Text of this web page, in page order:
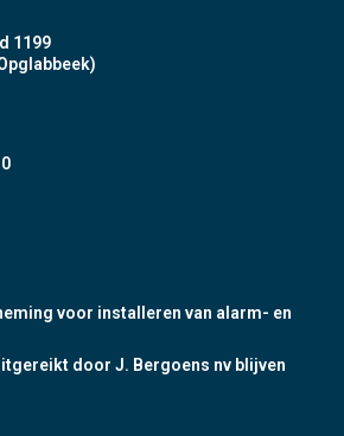
1199
voor installeren van alarm- en
door J. Bergoens nv blijven